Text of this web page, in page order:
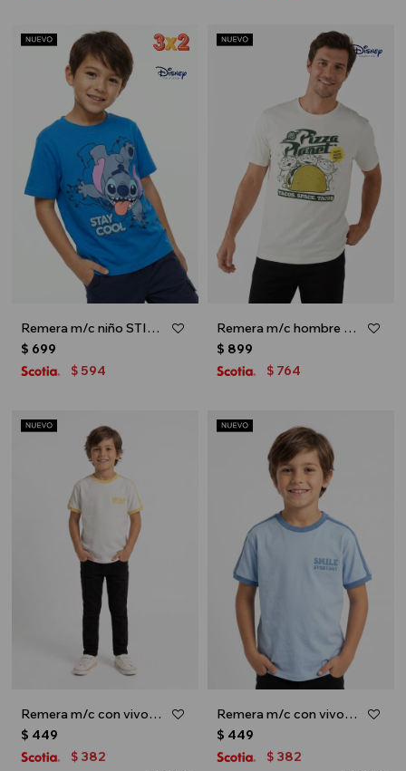
Remera m/c niño STITCH - Azul
$ 699
$ 594
Remera m/c hombre PIXAR - Crudo
$ 899
$ 764
Remera m/c con vivos y estampa - Crudo
$ 449
$ 382
Remera m/c con vivos y estampa - Azul claro
$ 449
$ 382